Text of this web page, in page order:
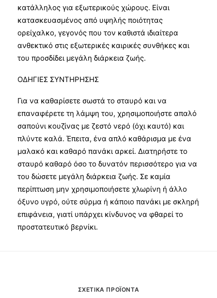
κατάλληλος για εξωτερικούς χώρους. Είναι
κατασκευασμένος από υψηλής ποιότητας
ορείχαλκο, γεγονός που τον καθιστά ιδιαίτερα
ανθεκτικό στις εξωτερικές καιρικές συνθήκες και
του προσδίδει μεγάλη διάρκεια ζωής.
ΟΔΗΓΙΕΣ ΣΥΝΤΗΡΗΣΗΣ
Για να καθαρίσετε σωστά το σταυρό και να
επαναφέρετε τη λάμψη του, χρησιμοποιήστε απαλό
σαπούνι κουζίνας με ζεστό νερό (όχι καυτό) και
πλύντε καλά. Έπειτα, ένα απλό καθάρισμα με ένα
μαλακό και καθαρό πανάκι αρκεί. Διατηρήστε το
σταυρό καθαρό όσο το δυνατόν περισσότερο για να
του δώσετε μεγάλη διάρκεια ζωής. Σε καμία
περίπτωση μην χρησιμοποιήσετε χλωρίνη ή άλλο
όξυνο υγρό, ούτε σύρμα ή κάποιο πανάκι με σκληρή
επιφάνεια, γιατί υπάρχει κίνδυνος να φθαρεί το
προστατευτικό βερνίκι.
ΣΧΕΤΙΚΆ ΠΡΟΪΌΝΤΑ